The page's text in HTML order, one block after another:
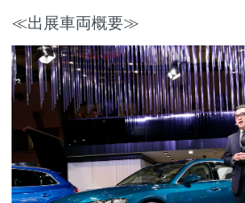
≪出展車両概要≫